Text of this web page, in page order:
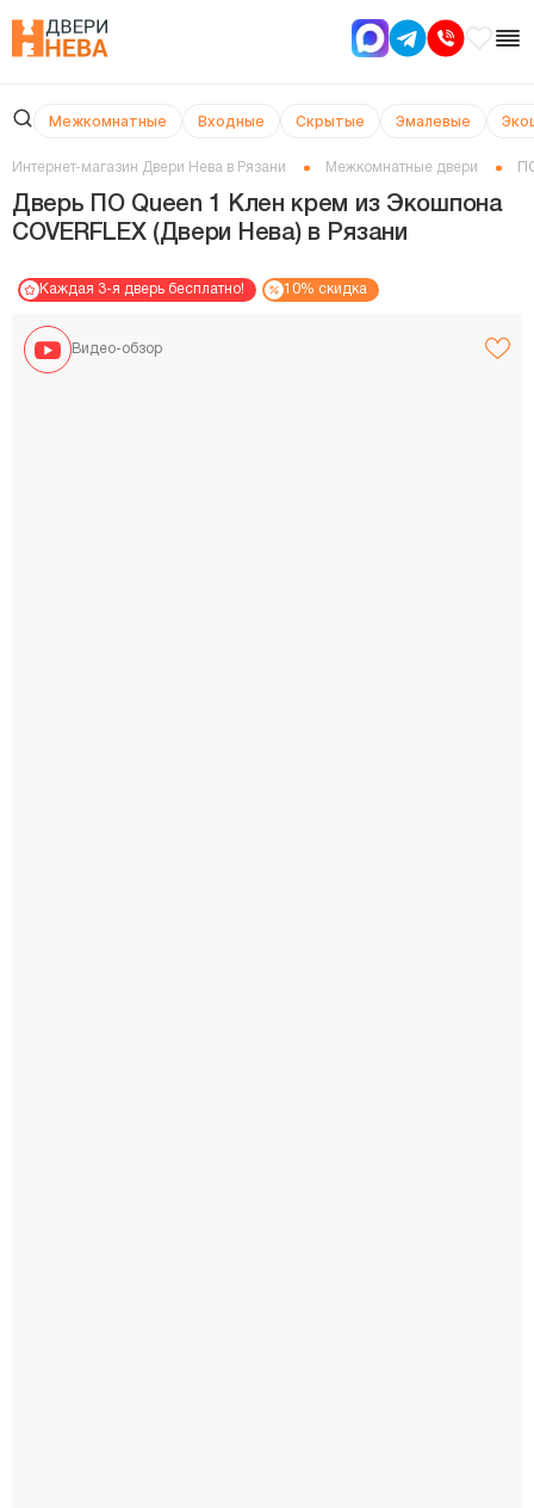
Межкомнатные Входные Скрытые Эмалевые
Интернет-магазин Двери Нева в Рязани Межкомнатные двери
Дверь ПО Queen 1 Клен крем из Экошпона
COVERFLEX (Двери Нева) в Рязани
Каждая 3-я дверь бесплатно! 10% скидка
Видео-обзор